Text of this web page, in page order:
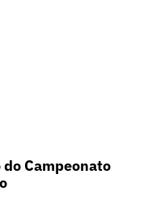
do Campeonato